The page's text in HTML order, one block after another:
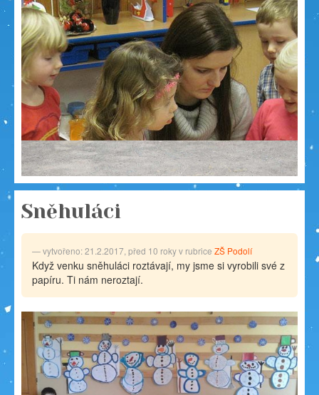
Sněhuláci
vytvořeno: 21.2.2017, před 10 roky v rubrice ZŠ Podolí
Když venku sněhuláci roztávají, my jsme si vyrobili své z
papíru. Ti nám neroztají.